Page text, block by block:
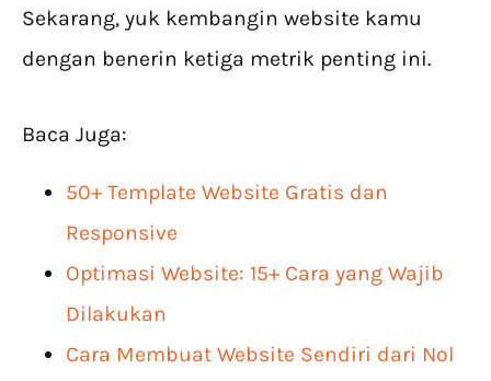
Sekarang, yuk kembangin website kamu
dengan benerin ketiga metrik penting ini.
Baca Juga:
50+ Template Website Gratis dan
Responsive
Optimasi Website: 15+ Cara yang Wajib
Dilakukan
Cara Membuat Website Sendiri dari Nol